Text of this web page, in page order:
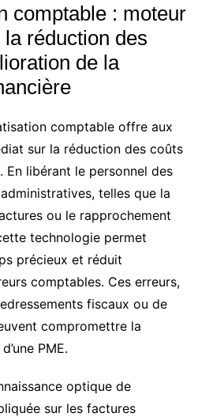
comptable : moteur
réduction des
de la
comptable offre aux
sur la réduction des coûts
En libérant le personnel des
telles que la
ou le rapprochement
technologie permet
précieux et réduit
comptables. Ces erreurs,
fiscaux ou de
compromettre la
PME.
optique de
sur les factures